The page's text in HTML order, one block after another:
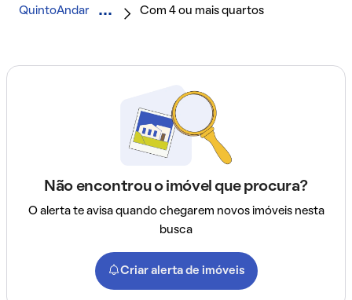
QuintoAndar Com 4 ou mais quartos
Não encontrou o imóvel que procura?
O alerta te avisa quando chegarem novos imóveis nesta
busca
Criar alerta de imóveis